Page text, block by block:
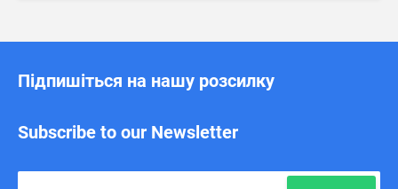
Підпишіться на нашу розсилку
Subscribe to our Newsletter